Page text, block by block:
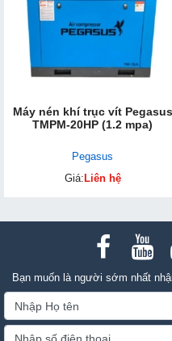
Máy nén khí trục vít Pegasus
TMPM-20HP (1.2 mpa)
Pegasus
Giá:Liên hệ
Bạn muốn là người sớm nhất